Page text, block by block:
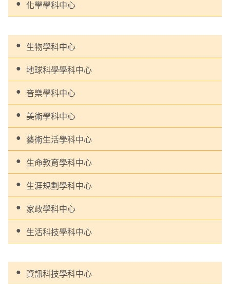
化學學科中心
生物學科中心
地球科學學科中心
音樂學科中心
美術學科中心
藝術生活學科中心
生命教育學科中心
生涯規劃學科中心
家政學科中心
生活科技學科中心
資訊科技學科中心